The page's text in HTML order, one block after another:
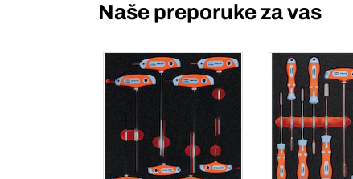
Naše preporuke za vas